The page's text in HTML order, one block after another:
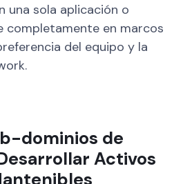
una sola aplicación o
completamente en marcos
del equipo y la
dominios de
Activos